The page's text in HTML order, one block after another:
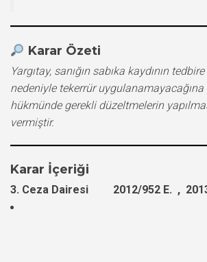
Karar Özeti
Yargıtay, sanığın sabıka kaydının
nedeniyle tekerrür
hükmünde gerekli düzeltmelerin
vermiştir.
Karar İçeriği
3. Ceza Dairesi 2012/952 E. ,